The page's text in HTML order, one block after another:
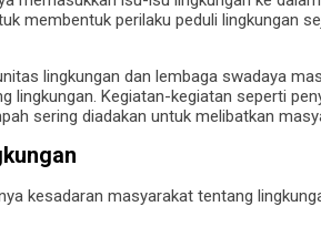
membentuk perilaku peduli lingkungan
lingkungan dan lembaga swadaya
lingkungan. Kegiatan-kegiatan seperti
sering diadakan untuk melibatkan
kesadaran masyarakat tentang